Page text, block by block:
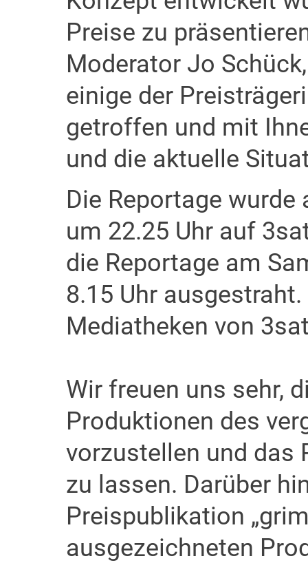
Preise zu
Moderator Jo
einige der
getroffen und mit
und die aktuelle
Die Reportage
um 22.25 Uhr auf
die Reportage am
8.15 Uhr
Mediatheken von
Wir freuen uns sehr,
Produktionen des
vorzustellen und das
zu lassen. Darüber
Preispublikation
ausgezeichneten